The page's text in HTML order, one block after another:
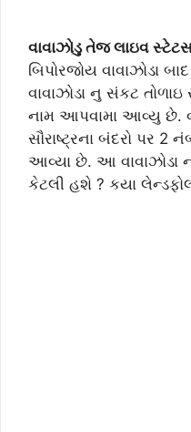
વાવાઝોડુ તેજ લાઇવ
બિપોરજોય વાવાઝોડા
વાવાઝોડા નુ સંકટ
નામ આપવામા આવ્યુ છે.
સૌરાષ્ટ્રના બંદરો પર 2
આવ્યા છે. આ વાવાઝોડા
કેટલી હશે ? કયા